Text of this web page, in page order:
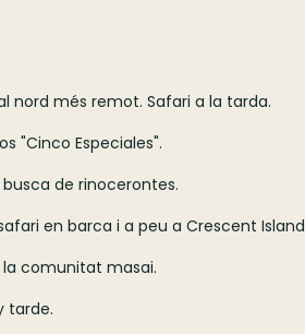
nord més remot. Safari a la tarda.
"Cinco Especiales".
de rinocerontes.
en barca i a peu a Crescent Island
la comunitat masai.
tarde.